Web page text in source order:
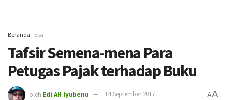
Beranda Esai
Tafsir Semena-mena Para
Petugas Pajak terhadap Buku
oleh Edi AH Iyubenu 14 September 2017 AA